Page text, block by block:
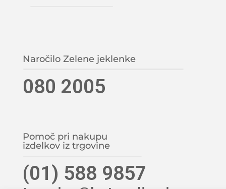
Naročilo Zelene jeklenke
080 2005
Pomoč pri nakupu
izdelkov iz trgovine
(01) 588 9857